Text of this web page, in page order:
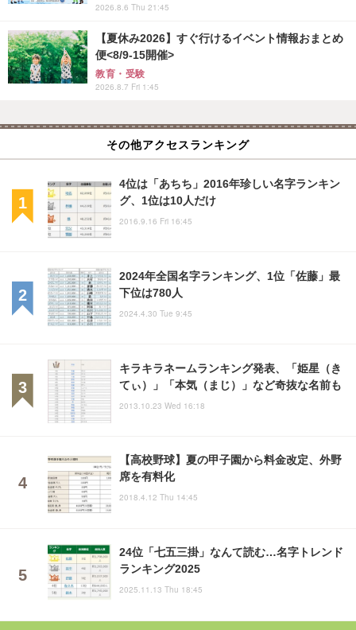
2026.8.6 Thu 21:45
【夏休み2026】すぐ行けるイベント情報おまとめ
便<8/9-15開催>
教育・受験
2026.8.7 Fri 1:45
その他アクセスランキング
4位は「あちち」2016年珍しい名字ランキン
グ、1位は10人だけ
2016.9.16 Fri 16:45
2024年全国名字ランキング、1位「佐藤」最
下位は780人
2024.4.30 Tue 9:45
キラキラネームランキング発表、「姫星（き
てぃ）」「本気（まじ）」など奇抜な名前も
2013.10.23 Wed 16:18
【高校野球】夏の甲子園から料金改定、外野
席を有料化
2018.4.12 Thu 14:45
24位「七五三掛」なんて読む…名字トレンド
ランキング2025
2025.11.13 Thu 18:45